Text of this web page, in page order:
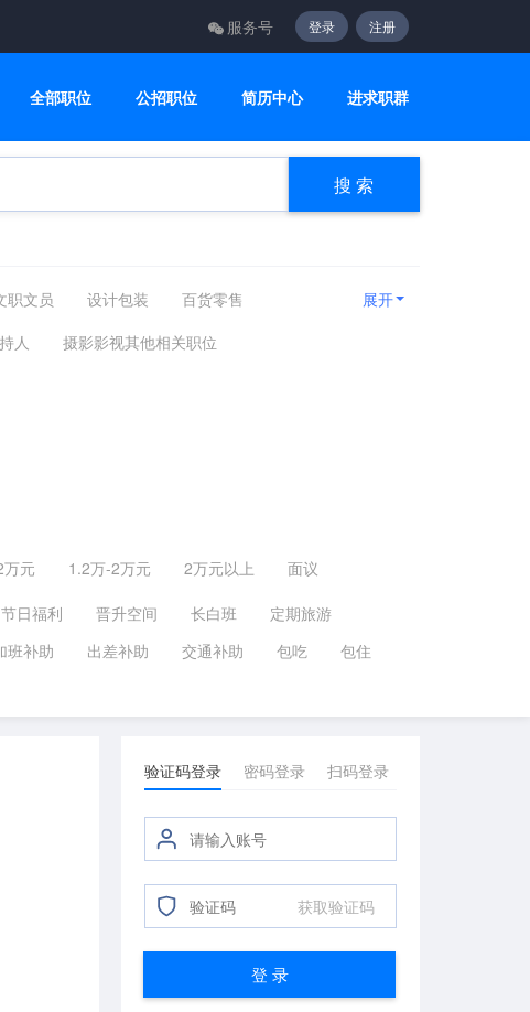
服务号 登录 注册
全部职位 公招职位 简历中心 进求职群
搜 索
职文员 设计包装
百货零售
咨询顾问 电子电气
美容美发
展开
人
摄影影视其他相关职位
元 1.2万-2万元 2万元以上
面议
节日福利 晋升空间 长白班
定期旅游
班补助 出差补助 交通补助 包吃
包住
验证码登录 密码登录 扫码登录
获取验证码
登 录